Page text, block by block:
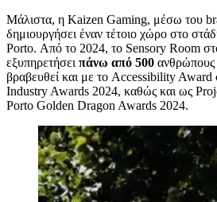
Μάλιστα, η Kaizen Gaming, μέσω του
δημιουργήσει έναν τέτοιο χώρο στο
Porto. Από το 2024, το Sensory Room
εξυπηρετήσει πάνω από 500 ανθρώπους
βραβευθεί και με το Accessibility
Industry Awards 2024, καθώς και ως
Porto Golden Dragon Awards 2024.